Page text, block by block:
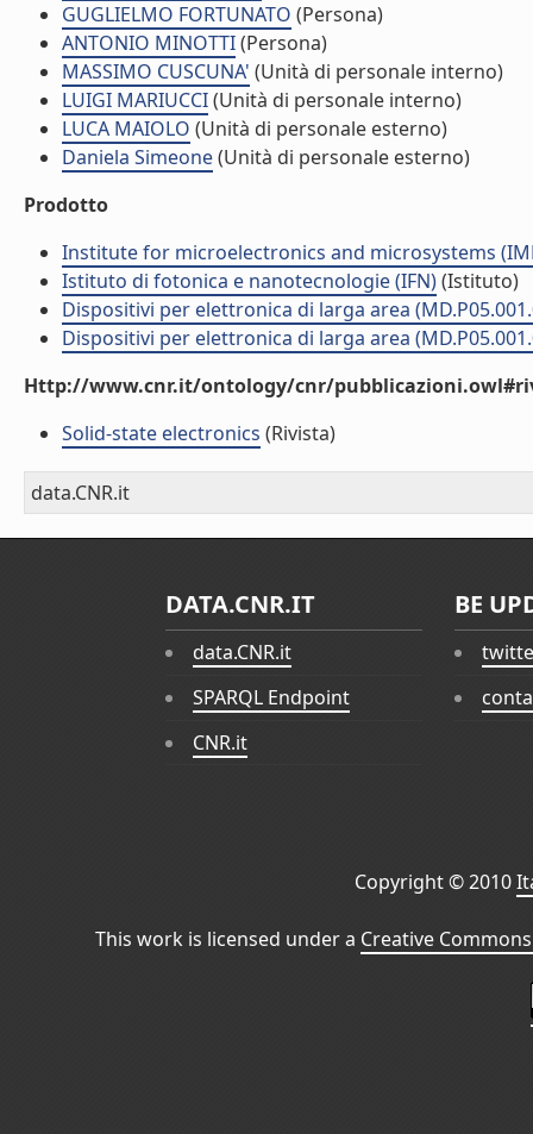
GUGLIELMO FORTUNATO (Persona)
ANTONIO MINOTTI(Persona)
MASSIMO CUSCUNA' (Unità di personale interno)
LUIGI MARIUCCI(Unità di personale interno)
LUCA MAIOLO (Unità di personale esterno)
Daniela Simeone(Unità di personale esterno)
Prodotto
Institute for microelectronics and microsystems
Istituto di fotonica e nanotecnologie (IFN)(Istituto)
Dispositivi per elettronica di larga area
Dispositivi per elettronica di larga area
Http://www.cnr.it/ontology/cnr/
Solid-state electronics (Rivista)
data.CNR.it
DATA.CNR.IT
data.CNR.it
SPARQL Endpoint
CNR.it
BE
Copyright © 2010
This work is licensed under a Creative